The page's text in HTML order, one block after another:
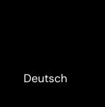
Deutsch